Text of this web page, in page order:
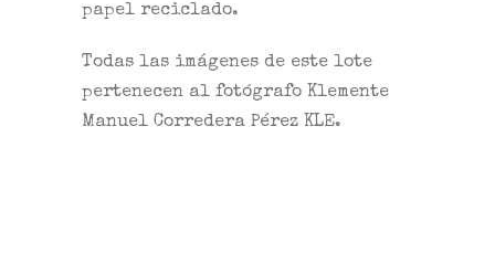
papel reciclado.
Todas las imágenes de este lote
pertenecen al fotógrafo Klemente
Manuel Corredera Pérez KLE.